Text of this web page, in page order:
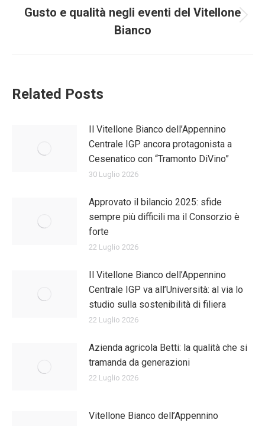
post:
Gusto e qualità negli eventi del Vitellone
Bianco
Related Posts
Il Vitellone Bianco dell’Appennino
Centrale IGP ancora protagonista a
Cesenatico con “Tramonto DiVino”
30 Luglio 2026
Approvato il bilancio 2025: sfide
sempre più difficili ma il Consorzio è
forte
22 Luglio 2026
Il Vitellone Bianco dell’Appennino
Centrale IGP va all’Università: al via lo
studio sulla sostenibilità di filiera
22 Luglio 2026
Azienda agricola Betti: la qualità che si
tramanda da generazioni
22 Luglio 2026
Vitellone Bianco dell’Appennino